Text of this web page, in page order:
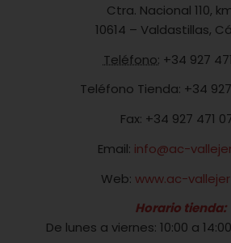
Ctra. Nacional 110,
10614 – Valdastillas,
Teléfono: +34 927
Teléfono Tienda: +34
Fax: +34 927 471
Email: info@ac-
Web: www.ac-
Horario tienda:
De lunes a viernes: 10:00 a